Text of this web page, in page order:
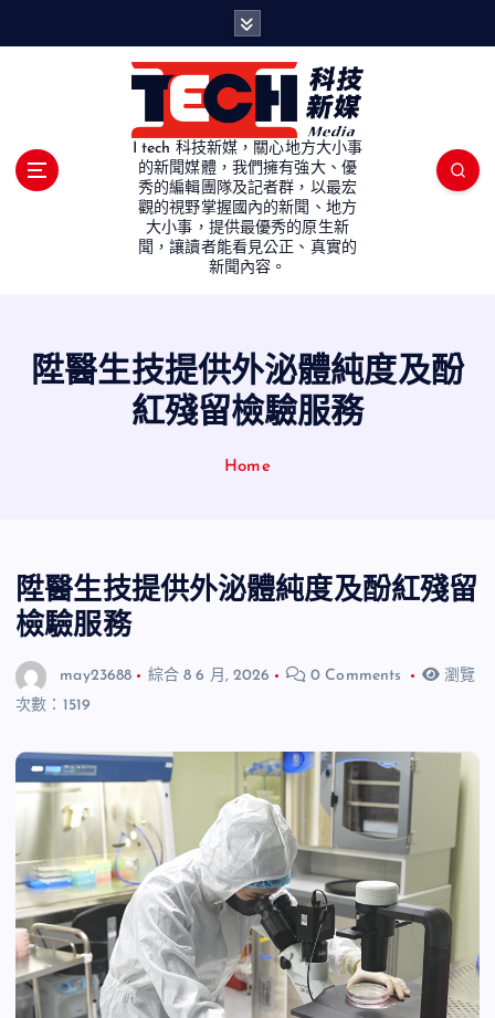
I tech 科技新媒，關心地方大小事
的新聞媒體，我們擁有強大、優
秀的編輯團隊及記者群，以最宏
觀的視野掌握國內的新聞、地方
大小事，提供最優秀的原生新
聞，讓讀者能看見公正、真實的
新聞內容。
陞醫生技提供外泌體純度及酚
紅殘留檢驗服務
Home
陞醫生技提供外泌體純度及酚紅殘留
檢驗服務
may23688 綜合 8 6 月, 2026 0 Comments
瀏覽
次數：1519